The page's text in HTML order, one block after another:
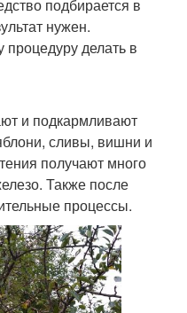
подбирается в
нужен.
делать в
и подкармливают
сливы, вишни и
получают много
Также после
процессы.